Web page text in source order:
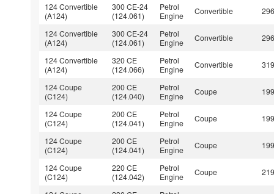
124 Convertible
(A124)
300 CE-24
(124.061)
Petrol
Engine
Convertible
124 Convertible
(A124)
300 CE-24
(124.061)
Petrol
Engine
Convertible
124 Convertible
(A124)
320 CE
(124.066)
Petrol
Engine
Convertible
124 Coupe
(C124)
200 CE
(124.040)
Petrol
Engine
Coupe
124 Coupe
(C124)
200 CE
(124.041)
Petrol
Engine
Coupe
124 Coupe
(C124)
200 CE
(124.041)
Petrol
Engine
Coupe
124 Coupe
(C124)
220 CE
(124.042)
Petrol
Engine
Coupe